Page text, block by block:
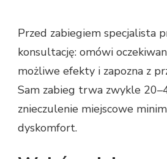
Przed zabiegiem specjalista
konsultację: omówi
możliwe efekty i zapozna z
Sam zabieg trwa zwykle
znieczulenie miejscowe
dyskomfort.